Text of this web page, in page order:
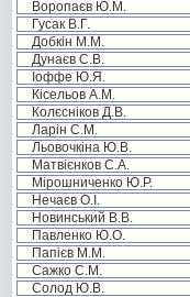
Воропаєв Ю.М.
Гусак В.Г.
Добкін М.М.
Дунаєв С.В.
Іоффе Ю.Я.
Кісельов А.М.
Колєсніков Д.В.
Ларін С.М.
Льовочкіна Ю.В.
Матвієнков С.А.
Мірошниченко Ю.Р.
Нечаєв О.І.
Новинський В.В.
Павленко Ю.О.
Папієв М.М.
Сажко С.М.
Солод Ю.В.